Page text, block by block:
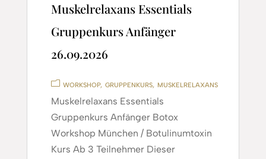
Muskelrelaxans Essentials
Gruppenkurs Anfänger
26.09.2026
WORKSHOP GRUPPENKURS MUSKELRELAXANS
Muskelrelaxans Essentials
Gruppenkurs Anfänger Botox
Workshop München / Botulinumtoxin
Kurs Ab 3 Teilnehmer Dieser